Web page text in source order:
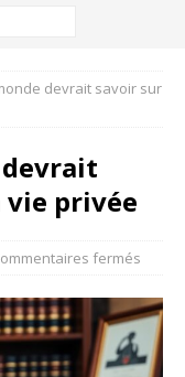
devrait savoir sur
privée
fermés